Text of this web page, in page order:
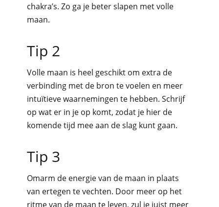
chakra’s. Zo ga je beter slapen met volle
maan.
Tip 2
Volle maan is heel geschikt om extra de
verbinding met de bron te voelen en meer
intuïtieve waarnemingen te hebben. Schrijf
op wat er in je op komt, zodat je hier de
komende tijd mee aan de slag kunt gaan.
Tip 3
Omarm de energie van de maan in plaats
van ertegen te vechten. Door meer op het
ritme van de maan te leven, zul je juist meer